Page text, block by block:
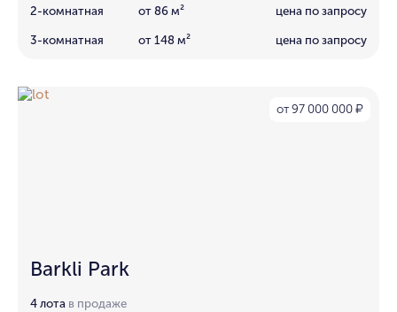
2-комнатная от 86 м² цена по запросу
3-комнатная от 148 м² цена по запросу
от 97 000 000 ₽
Barkli Park
4 лота в продаже